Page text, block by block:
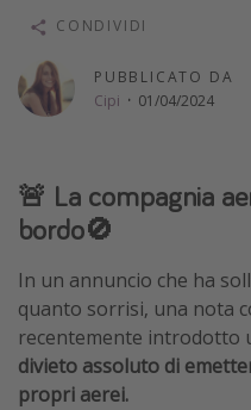
Altri argomenti
Travel magazine
Calendario di viaggio
Città più visitate
PUBBLICATO DA
Cipi · 01/04/2024
CONDIVIDI
🚨 La compagnia
bordo🚫
In un annuncio che ha
quanto sorrisi, una nota
recentemente introdotto
divieto assoluto di
propri aerei.